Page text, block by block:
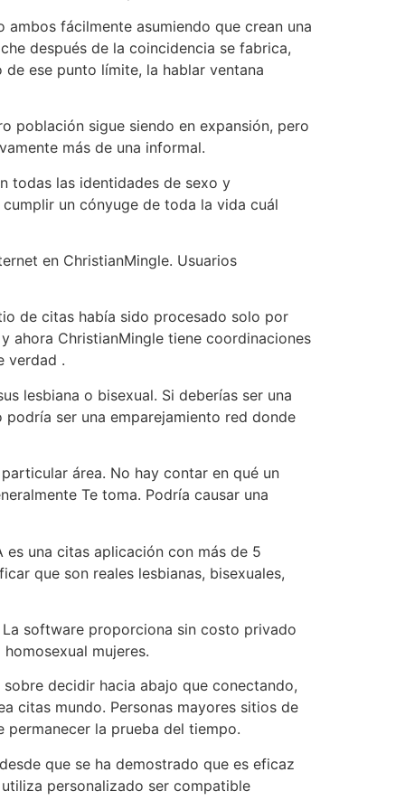
fácilmente asumiendo que crean una
después de la coincidencia se fabrica,
ese punto límite, la hablar ventana
población sigue siendo en expansión, pero
más de una informal.
todas las identidades de sexo y
un cónyuge de toda la vida cuál
en ChristianMingle. Usuarios
de citas había sido procesado solo por
ahora ChristianMingle tiene coordinaciones
verdad .
lesbiana o bisexual. Si deberías ser una
ser una emparejamiento red donde
área. No hay contar en qué un
Te toma. Podría causar una
una citas aplicación con más de 5
que son reales lesbianas, bisexuales,
software proporciona sin costo privado
mujeres.
decidir hacia abajo que conectando,
citas mundo. Personas mayores sitios de
la prueba del tiempo.
que se ha demostrado que es eficaz
personalizado ser compatible